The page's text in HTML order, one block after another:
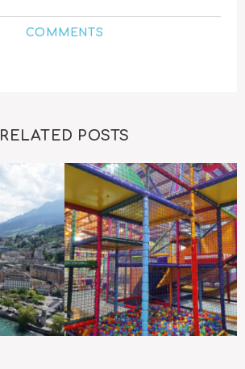
COMMENTS
RELATED POSTS